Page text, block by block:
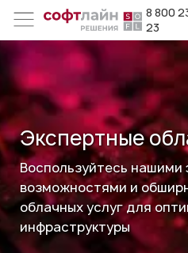
8 800
23
Экспертные
Воспользуйтесь нашими
возможностями и
облачных услуг для
инфраструктуры